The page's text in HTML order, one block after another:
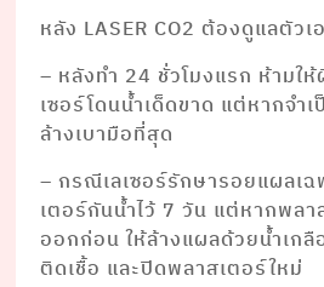
หลัง LASER CO2 ต้องดูแลตัวเ
– หลังทำ 24 ชั่วโมงแรก ห้ามใ
เซอร์โดนน้ำเด็ดขาด แต่หากจำ
ล้างเบามือที่สุด
– กรณีเลเซอร์รักษารอยแผลเ
เตอร์กันน้ำไว้ 7 วัน แต่หากพล
ออกก่อน ให้ล้างแผลด้วยน้ำเก
ติดเชื้อ และปิดพลาสเตอร์ใหม่